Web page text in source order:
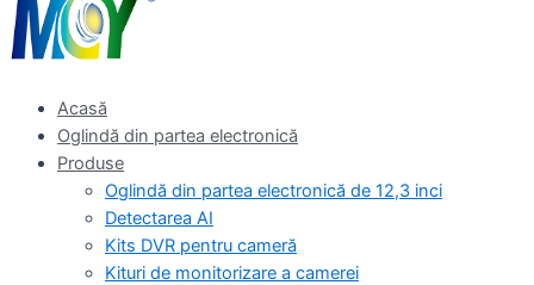
Acasă
Oglindă din partea electronică
Produse
Oglindă din partea electronică de 12,3 inci
Detectarea AI
Kits DVR pentru cameră
Kituri de monitorizare a camerei